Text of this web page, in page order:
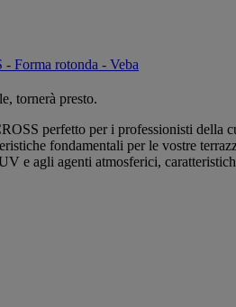
Forma rotonda - Veba
tornerà presto.
perfetto per i professionisti della
fondamentali per le vostre
e agli agenti atmosferici,